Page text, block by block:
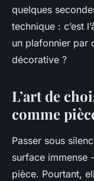
Camil•01/07/2026
quelques
technique : c’est
un plafonnier par
décorative ?
L’art de
comme
Passer sous
surface immense
pièce. Pourtant,